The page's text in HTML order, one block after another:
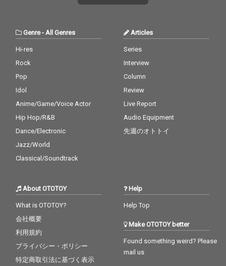
Genre- All Genres
Hi-res
Rock
Pop
Idol
Anime/Game/Voice Actor
Hip Hop/R&B
Dance/Electronic
Jazz/World
Classical/Soundtrack
Articles
Series
Interview
Column
Review
Live Report
Audio Equipment
先週のオトトイ
About OTOTOY
What is OTOTOY?
会社概要
利用規約
プライバシー・ポリシー
特定商取引法に基づく表示
Help
Help Top
Make OTOTOY better
Found something weird? Please
mail us